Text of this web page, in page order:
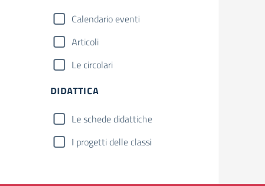
Calendario eventi
Articoli
Le circolari
DIDATTICA
Le schede didattiche
I progetti delle classi